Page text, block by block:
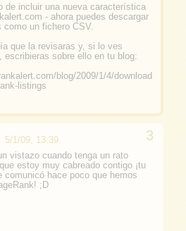
de incluir una nueva característica
- ahora puedes descargar
un fichero CSV.
que la revisaras y, si lo ves
escribieras sobre ello en tu blog:
blog/2009/1/4/download
listings
5/1/09, 13:39
vistazo cuando tenga un rato
estoy muy cabreado contigo ¡tu
comunicó hace poco que hemos
;D